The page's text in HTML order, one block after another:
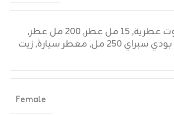
, ١٥ مل عطر , ٢٠٠ مل عطر
,
بودي سبراي ٢٥٠ مل , معطر سيارة, زيت
Female